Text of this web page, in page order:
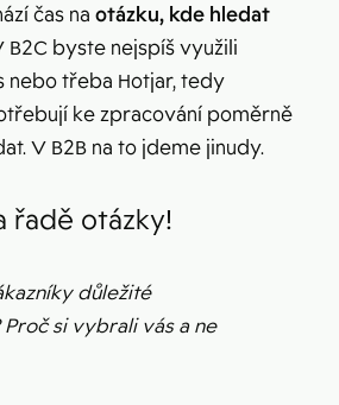
čas na otázku, kde hledat
B2C byste nejspíš využili
nebo třeba Hotjar, tedy
ke zpracování poměrně
V B2B na to jdeme jinudy.
řadě otázky!
důležité
si vybrali vás a ne